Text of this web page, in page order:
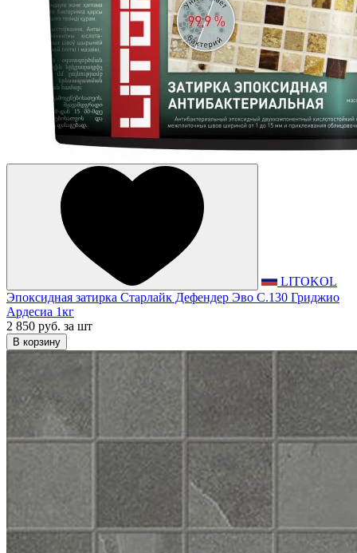
LITOKOL
Эпоксидная затирка Старлайк Дефендер Эво С.130 Гриджио
Ардесиа 1кг
2 850 руб. за шт
В корзину